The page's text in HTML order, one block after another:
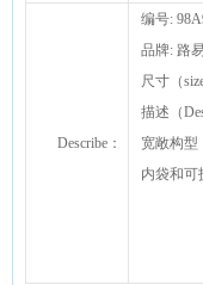
Describe：
编号:
品牌: 路
尺寸（
描述（
宽敞构型
内袋和可